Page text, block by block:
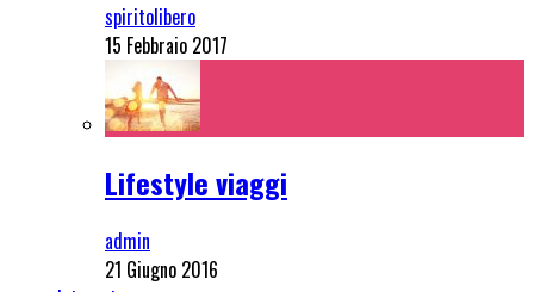
spiritolibero
15 Febbraio 2017
Lifestyle viaggi
admin
21 Giugno 2016